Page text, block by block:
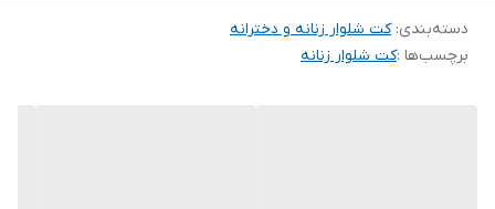
❤️‍🔥دور سینه 115
❤️‍🔥دکمه نما
دسته‌بندی:کت شلوار زنانه و دخترانه
برچسب‌ها :کت شلوار زنانه